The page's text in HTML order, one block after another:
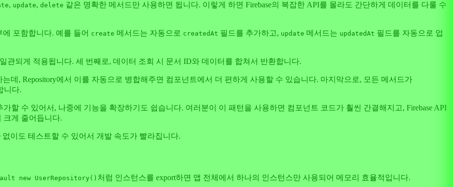
, update, delete 같은 명확한 메서드만 사용하면 됩니다. 이렇게 하면 Firebase의 복잡한 API를 몰라도 간단하게 데이터를 다룰 수
포함합니다. 예를 들어 create 메서드는 자동으로 createdAt 필드를 추가하고, update 메서드는 updatedAt 필드를 자동으로 업
관되게 적용됩니다. 세 번째로, 데이터 조회 시 문서 ID와 데이터를 합쳐서 반환합니다.
데, Repository에서 이를 자동으로 병합해주면 컴포넌트에서 더 편하게 사용할 수 있습니다. 마지막으로, 모든 메서드가
니다.
할 수 있어서, 나중에 기능을 확장하기도 쉽습니다. 여러분이 이 패턴을 사용하면 컴포넌트 코드가 훨씬 간결해지고, Firebase API
크게 줄어듭니다.
없이도 테스트할 수 있어서 개발 속도가 빨라집니다.
new UserRepository() 처럼 인스턴스를 export하면 앱 전체에서 하나의 인스턴스만 사용되어 메모리 효율적입니다.